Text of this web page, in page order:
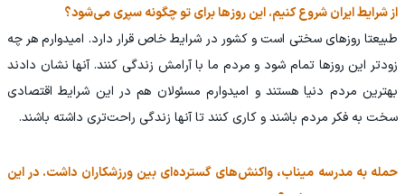
از شرایط ایران شروع کنیم. این روزها برای تو چگونه سپری می‌شود؟
طبیعتا روزهای سختی است و کشور در شرایط خاص قرار دارد. امیدوارم هر چه
زودتر این روزها تمام شود و مردم ما با آرامش زندگی کنند. آنها نشان دادند
بهترین مردم دنیا هستند و امیدوارم مسئولان هم در این شرایط اقتصادی
سخت به فکر مردم باشند و کاری کنند تا آنها زندگی راحت‌تری داشته باشند.
حمله به مدرسه میناب، واکنش‌های گسترده‌ای بین ورزشکاران داشت. در این